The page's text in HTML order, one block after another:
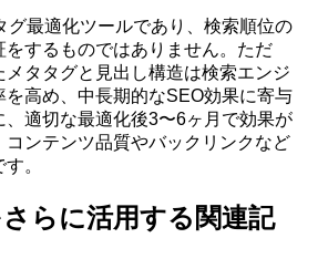
グ最適化ツールであり、検索順位の
をするものではありません。ただ
メタタグと見出し構造は検索エンジ
を高め、中長期的なSEO効果に寄与
、適切な最適化後3〜6ヶ月で効果が
コンテンツ品質やバックリンクなど
。
らに活用する関連記